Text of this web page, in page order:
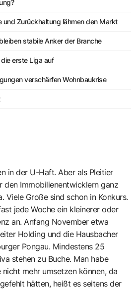
und Zurückhaltung lähmen den Markt
stabile Anker der Branche
erste Liga auf
verschärfen Wohnbaukrise
in der U-Haft. Aber als Pleitier
den Immobilienentwicklern ganz
Viele Große sind schon in Konkurs.
jede Woche ein kleinerer oder
an. Anfang November etwa
Holding und die Hausbacher
Pongau. Mindestens 25
stehen zu Buche. Man habe
mehr umsetzen können, da
hätten, heißt es seitens der